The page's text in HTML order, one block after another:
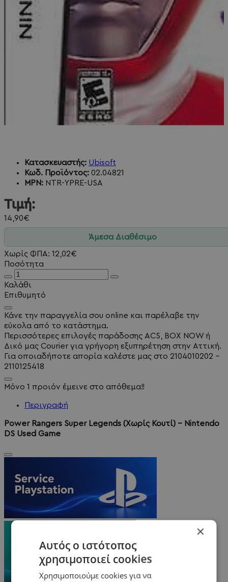
Κατασκευαστής: Ubisoft
Κωδ. Προϊόντος: 02.04821
MPN: NTR-YPRE-USA
Τιμή:
14,90€
Άμεσα Διαθέσιμο
Χωρίς ΦΠΑ: 12,02€
Ποσότητα
Καλάθι
Επιθυμητό
Κάνε την παραγγελία σου online και παρέλαβε την
εύκολα από το κατάστημα.
Περισσότερες επιλογές παράδοσης ACS, BOX NOW ή
Δικό μας Courier για γρήγορη εξυπηρέτηση στην Αττική.
Για οποιαδήποτε απορία καλέστε μας στο 2104010202 -
2110125418
Μόνο 1 προιόν έμεινε στο απόθεμα!!
Περιγραφή
Power Rangers Super Legends (Χωρίς Κουτί) - Nintendo
DS Used Game
×
Αυτός ο ιστότοπος
χρησιμοποιεί cookies
Χρησιμοποιούμε cookies για να